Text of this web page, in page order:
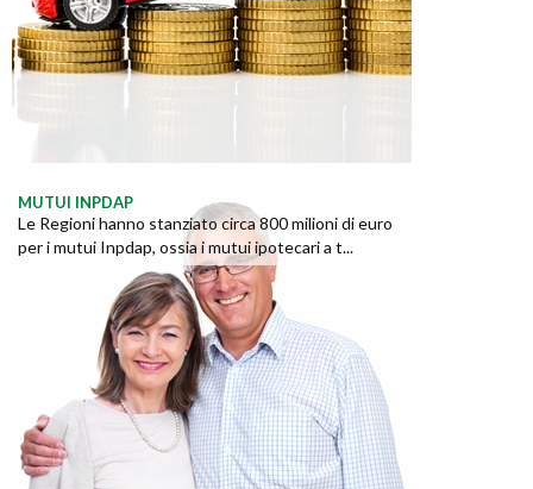
MUTUI INPDAP
Le Regioni hanno stanziato circa 800 milioni di euro
per i mutui Inpdap, ossia i mutui ipotecari a t...